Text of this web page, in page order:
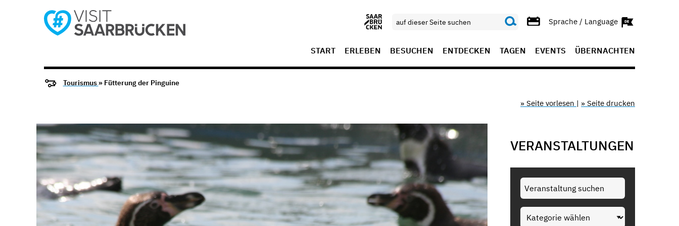
Sprache / Language
START ERLEBEN BESUCHEN ENTDECKEN TAGEN EVENTS ÜBERNACHTEN
Tourismus » Fütterung der Pinguine
» Seite vorlesen | » Seite drucken
VERANSTALTUNGEN